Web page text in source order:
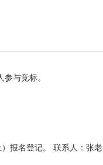
与竞标。
报名登记。 联系人：张老